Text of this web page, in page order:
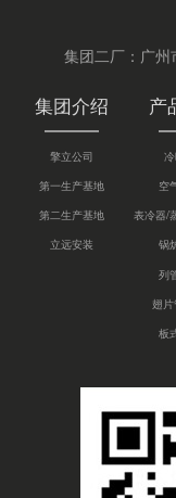
集团二厂：广
集团介绍
擎立公司
第一生产基地
第二生产基地
立远安装
产
空
表冷器/
锅
列
翅
板